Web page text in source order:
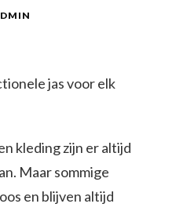
jas voor elk
kleding zijn er altijd
Maar sommige
en blijven altijd